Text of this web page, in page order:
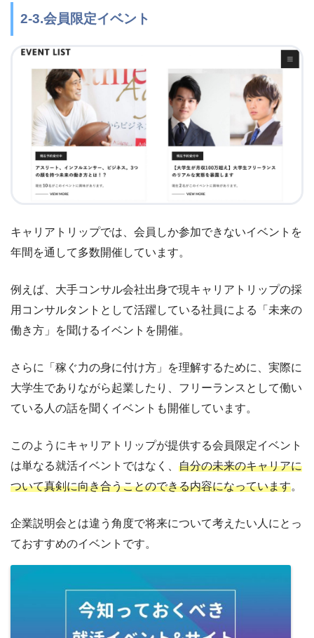
2-3.会員限定イベント
キャリアトリップでは、会員しか参加できないイベントを
年間を通して多数開催しています。
例えば、大手コンサル会社出身で現キャリアトリップの採
用コンサルタントとして活躍している社員による「未来の
働き方」を聞けるイベントを開催。
さらに「稼ぐ力の身に付け方」を理解するために、実際に
大学生でありながら起業したり、フリーランスとして働い
ている人の話を聞くイベントも開催しています。
このようにキャリアトリップが提供する会員限定イベント
は単なる就活イベントではなく、 自分の未来のキャリアに
ついて真剣に向き合うことのできる内容になっています。
企業説明会とは違う角度で将来について考えたい人にとっ
ておすすめのイベントです。